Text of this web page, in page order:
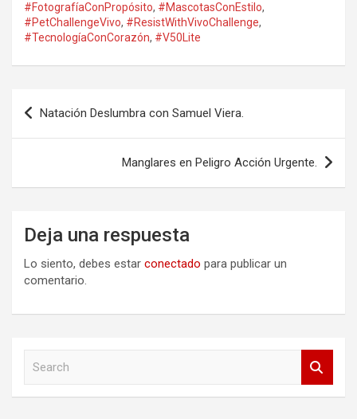
#FotografíaConPropósito, #MascotasConEstilo,
#PetChallengeVivo, #ResistWithVivoChallenge,
#TecnologíaConCorazón, #V50Lite
Navegación
de
Natación Deslumbra con Samuel Viera.
Manglares en Peligro Acción Urgente.
Deja una respuesta
Lo siento, debes estar conectado para publicar un
comentario.